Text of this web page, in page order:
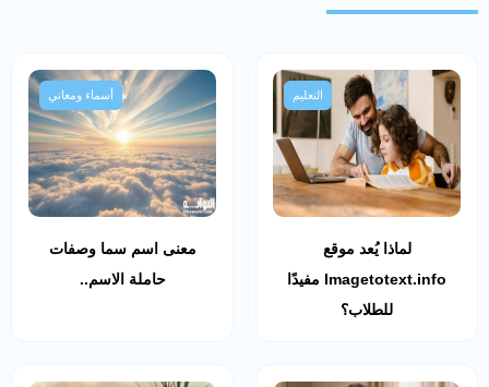
التعليم
لماذا يُعد موقع
Imagetotext.info مفيدًا
للطلاب؟
أسماء ومعاني
معنى اسم سما وصفات
حاملة الاسم..